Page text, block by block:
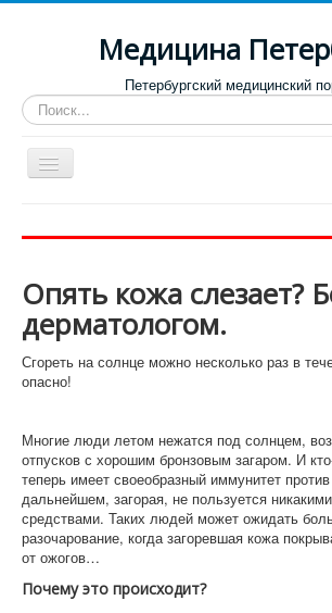
Медицина
Петербургский медицинский
Искать...
Toggle
Navigation
Роддома и женские консультации
Диспансеры
Лучшие клиники по направлениям
Опять кожа слезает?
дерматологом.
Сгореть на солнце можно несколько раз в
опасно!
Многие люди летом нежатся под солнцем,
отпусков с хорошим бронзовым загаром. И
теперь имеет своеобразный иммунитет
дальнейшем, загорая, не пользуется
средствами. Таких людей может ожидать
разочарование, когда загоревшая кожа
от ожогов…
Почему это происходит?